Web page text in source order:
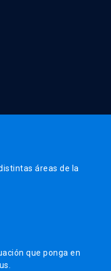
áreas de la
que ponga en